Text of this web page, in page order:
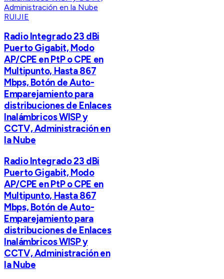
RUIJIE
Radio Integrado 23 dBi
Puerto Gigabit, Modo
AP/CPE en PtP o CPE en
Multipunto, Hasta 867
Mbps, Botón de Auto-
Emparejamiento para
distribuciones de Enlaces
Inalámbricos WISP y
CCTV, Administración en
la Nube
Radio Integrado 23 dBi
Puerto Gigabit, Modo
AP/CPE en PtP o CPE en
Multipunto, Hasta 867
Mbps, Botón de Auto-
Emparejamiento para
distribuciones de Enlaces
Inalámbricos WISP y
CCTV, Administración en
la Nube